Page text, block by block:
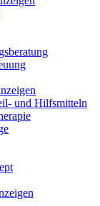
und Hilfsmitteln